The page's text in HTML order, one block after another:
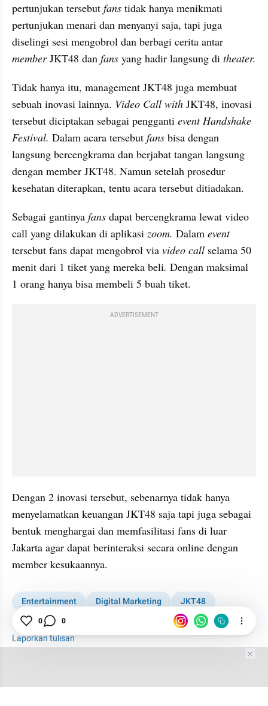
pertunjukan tersebut fans tidak hanya menikmati
pertunjukan menari dan menyanyi saja, tapi juga
diselingi sesi mengobrol dan berbagi cerita antar
member JKT48 dan fans yang hadir langsung di theater.
Tidak hanya itu, management JKT48 juga membuat
sebuah inovasi lainnya. Video Call with JKT48, inovasi
tersebut diciptakan sebagai pengganti event Handshake
Festival. Dalam acara tersebut fans bisa dengan
langsung bercengkrama dan berjabat tangan langsung
dengan member JKT48. Namun setelah prosedur
kesehatan diterapkan, tentu acara tersebut ditiadakan.
Sebagai gantinya fans dapat bercengkrama lewat video
call yang dilakukan di aplikasi zoom. Dalam event
tersebut fans dapat mengobrol via video call selama 50
menit dari 1 tiket yang mereka beli. Dengan maksimal
1 orang hanya bisa membeli 5 buah tiket.
ADVERTISEMENT
Dengan 2 inovasi tersebut, sebenarnya tidak hanya
menyelamatkan keuangan JKT48 saja tapi juga sebagai
bentuk menghargai dan memfasilitasi fans di luar
Jakarta agar dapat berinteraksi secara online dengan
member kesukaannya.
Entertainment Digital Marketing
JKT48
Marketing
Laporkan tulisan
0 0